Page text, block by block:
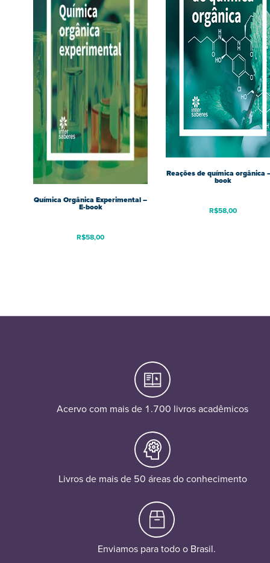
Química Orgânica Experimental –
E-book
R$58,00
Reações de química orgânica
book
R$58,00
Acervo com mais de 1.700 livros acadêmicos
Livros de mais de 50 áreas do conhecimento
Enviamos para todo o Brasil.